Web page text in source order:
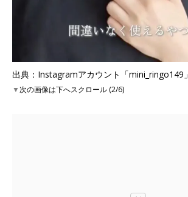
出典：Instagramアカウント「mini_ringo149」
▼次の画像は下へスクロール (2/6)